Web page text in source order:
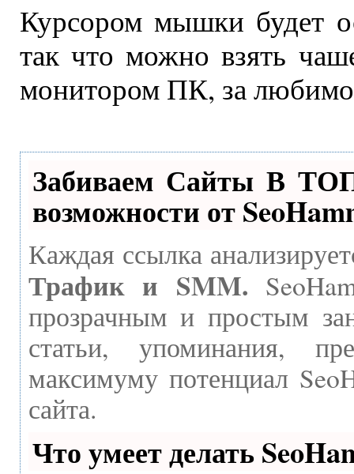
Курсором мышки будет
так что можно взять
монитором ПК, за
Забиваем Сайты В
возможности от
Каждая ссылка
Трафик и SMM.
прозрачным и простым
статьи, упоминания,
максимуму потенциал
сайта.
Что умеет делать